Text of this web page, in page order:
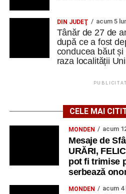
DIN JUDEŢ acum 5
Tânăr de 27 de
după ce a fost
conducea băut și
raza localității
CELE MAI
MONDEN acum
Mesaje de
URĂRI,
pot fi trimise
serbează
MONDEN acum 4